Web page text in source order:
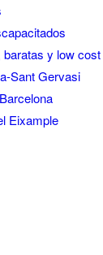
y low
Sant Gervasi
Eixample